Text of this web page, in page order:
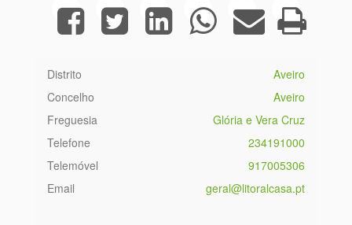
Distrito
Aveiro
Concelho
Aveiro
Freguesia
Glória e Vera Cruz
Telefone
234191000
Telemóvel
917005306
Email
geral@litoralcasa.pt